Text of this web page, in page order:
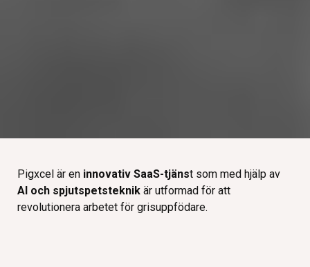
Pigxcel är en innovativ SaaS-tjänst som med hjälp av
AI och spjutspetsteknik är utformad för att
revolutionera arbetet för grisuppfödare.